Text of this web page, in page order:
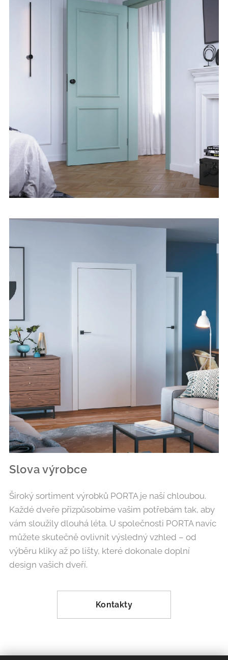
Slova výrobce
Široký sortiment výrobků PORTA je naší chloubou.
Každé dveře přizpůsobíme vašim potřebám tak, aby
vám sloužily dlouhá léta. U společnosti PORTA navíc
můžete skutečně ovlivnit výsledný vzhled – od
výběru kliky až po lišty, které dokonale doplní
design vašich dveří.
Kontakty